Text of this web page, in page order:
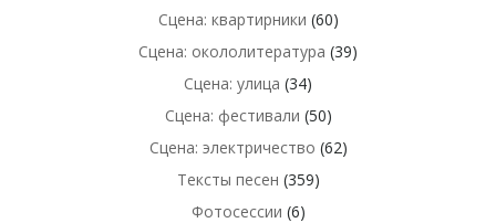
Сцена: квартирники (60)
Сцена: окололитература (39)
Сцена: улица (34)
Сцена: фестивали (50)
Сцена: электричество (62)
Тексты песен (359)
Фотосессии (6)